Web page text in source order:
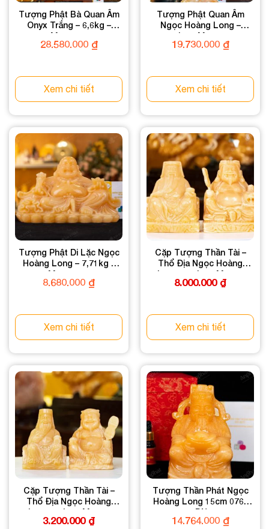
Tượng Phật Bà Quan Âm
Onyx Trắng – 6,6kg –
M251166
28.580.000₫
Xem chi tiết
Tượng Phật Quan Âm
Ngọc Hoàng Long –
11,39kg – M27721139
19.730.000₫
Xem chi tiết
Tượng Phật Di Lặc Ngọc
Hoàng Long – 7,71kg –
M2885771
8.680.000 ₫
Xem chi tiết
Cặp Tượng Thần Tài –
Thổ Địa Ngọc Hoàng
Long – 10kg – M2237
8.000.000 ₫
Xem chi tiết
Cặp Tượng Thần Tài –
Thổ Địa Ngọc Hoàng
Long – 4kg – M2236
3.200.000 ₫
Tượng Thần Phát Ngọc
Hoàng Long 15cm 076-
049DN-15
14.764.000₫